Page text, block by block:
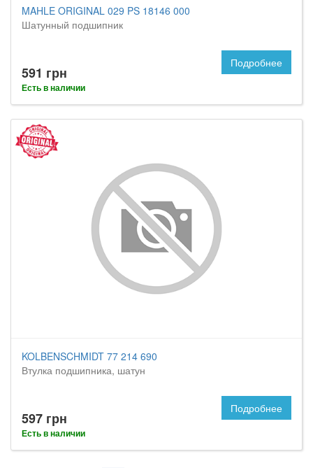
MAHLE ORIGINAL 029 PS 18146 000
Шатунный подшипник
591 грн
Есть в наличии
Подробнее
KOLBENSCHMIDT 77 214 690
Втулка подшипника, шатун
597 грн
Есть в наличии
Подробнее